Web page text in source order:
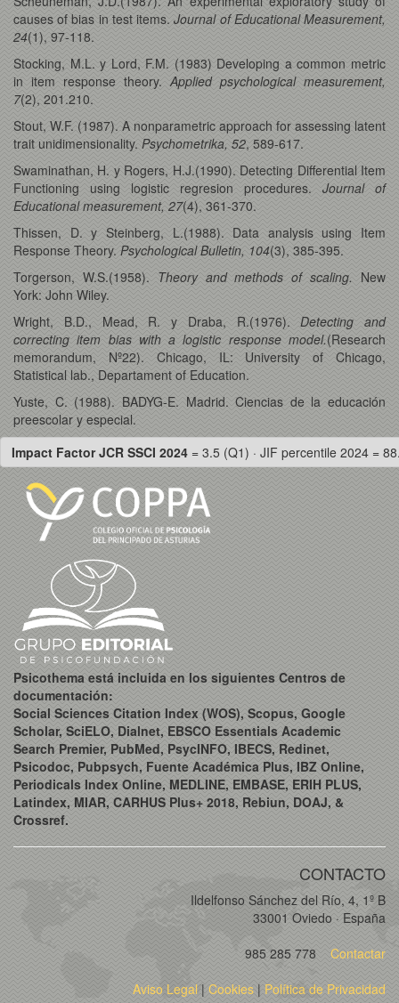
causes of bias in test items.Journal of Educational Measurement,
24(1), 97-118.
Stocking, M.L. y Lord, F.M. (1983) Developing a common metric
in item response theory. Applied psychological measurement,
7(2), 201.210.
Stout, W.F. (1987). A nonparametric approach for assessing latent
trait unidimensionality. Psychometrika, 52, 589-617.
Swaminathan, H. y Rogers, H.J.(1990). Detecting Differential Item
Functioning using logistic regresion procedures. Journal of
Educational measurement, 27(4), 361-370.
Thissen, D. y Steinberg, L.(1988). Data analysis using Item
Response Theory. Psychological Bulletin, 104(3), 385-395.
Torgerson, W.S.(1958). Theory and methods of scaling. New
York: John Wiley.
Wright, B.D., Mead, R. y Draba, R.(1976). Detecting and
correcting item bias with a logistic response model.(Research
memorandum, Nº22). Chicago, IL: University of Chicago,
Statistical lab., Departament of Education.
Yuste, C. (1988). BADYG-E. Madrid. Ciencias de la educación
preescolar y especial.
Impact Factor JCR SSCI 2024 = 3.5 (Q1) · JIF percentile 2024 =
Psicothema está incluida en los siguientes Centros de
documentación:
Social Sciences Citation Index (WOS), Scopus, Google
Scholar, SciELO, Dialnet, EBSCO Essentials Academic
Search Premier, PubMed, PsycINFO, IBECS, Redinet,
Psicodoc, Pubpsych, Fuente Académica Plus, IBZ Online,
Periodicals Index Online, MEDLINE, EMBASE, ERIH PLUS,
Latindex, MIAR, CARHUS Plus+ 2018, Rebiun, DOAJ, &
Crossref.
CONTACTO
Ildelfonso Sánchez del Río, 4, 1º B
33001 Oviedo · España
985 285 778
Contactar
Aviso Legal| Cookies | Política de Privacidad